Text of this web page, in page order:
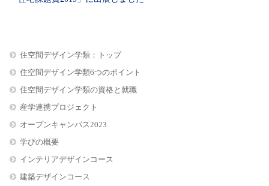
住空間デザイン学類：トップ
住空間デザイン学類6つのポイント
住空間デザイン学類の資格と就職
産学連携プロジェクト
オープンキャンパス2023
学びの概要
インテリアデザインコース
建築デザインコース